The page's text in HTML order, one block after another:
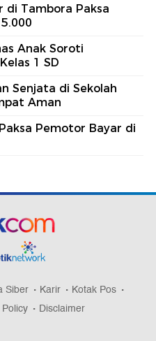
di Tambora Paksa
Anak Soroti
1 SD
Senjata di Sekolah
Aman
Pemotor Bayar di
Siber Karir
Kotak Pos
Disclaimer